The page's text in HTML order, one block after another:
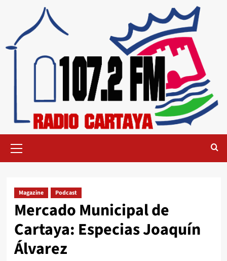
Magazine Podcast
Mercado Municipal de
Cartaya: Especias Joaquín
Álvarez